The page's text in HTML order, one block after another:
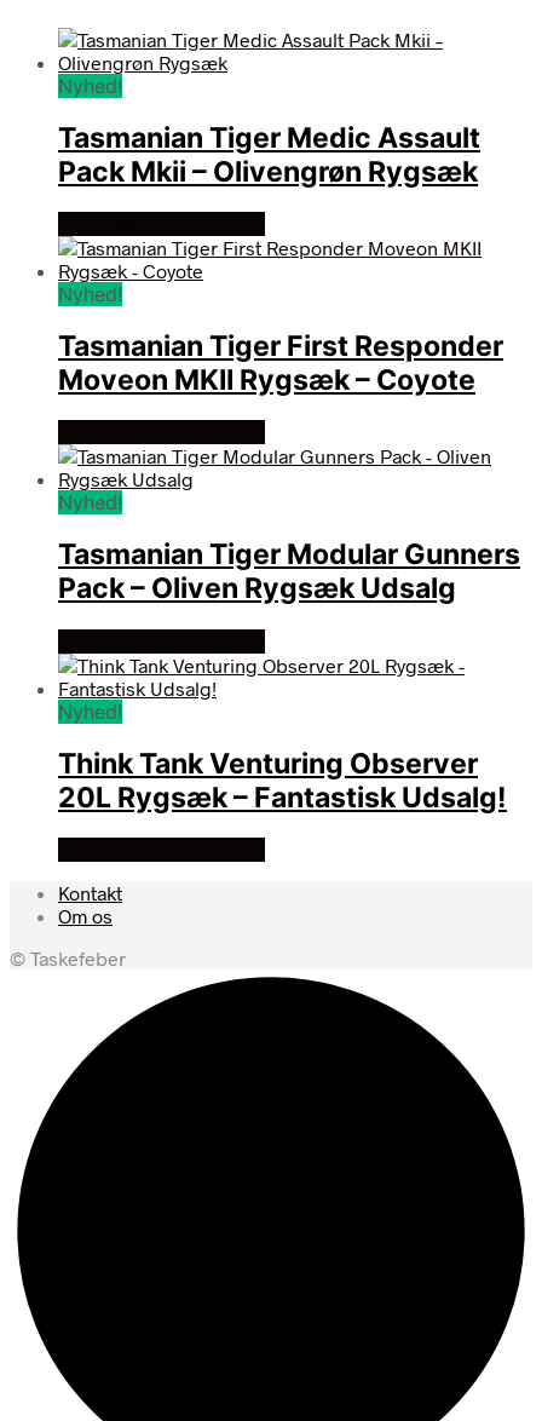
Nyhed!
Tasmanian Tiger Medic Assault
Pack Mkii – Olivengrøn Rygsæk
Nyhed!
Tasmanian Tiger First Responder
Moveon MKII Rygsæk – Coyote
Nyhed!
Tasmanian Tiger Modular Gunners
Pack – Oliven Rygsæk Udsalg
Nyhed!
Think Tank Venturing Observer
20L Rygsæk – Fantastisk Udsalg!
Kontakt
Om os
© Taskefeber